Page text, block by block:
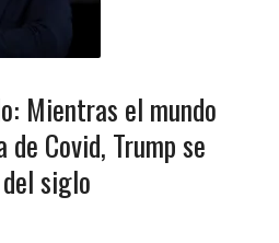
Mientras el mundo
Covid, Trump se
siglo